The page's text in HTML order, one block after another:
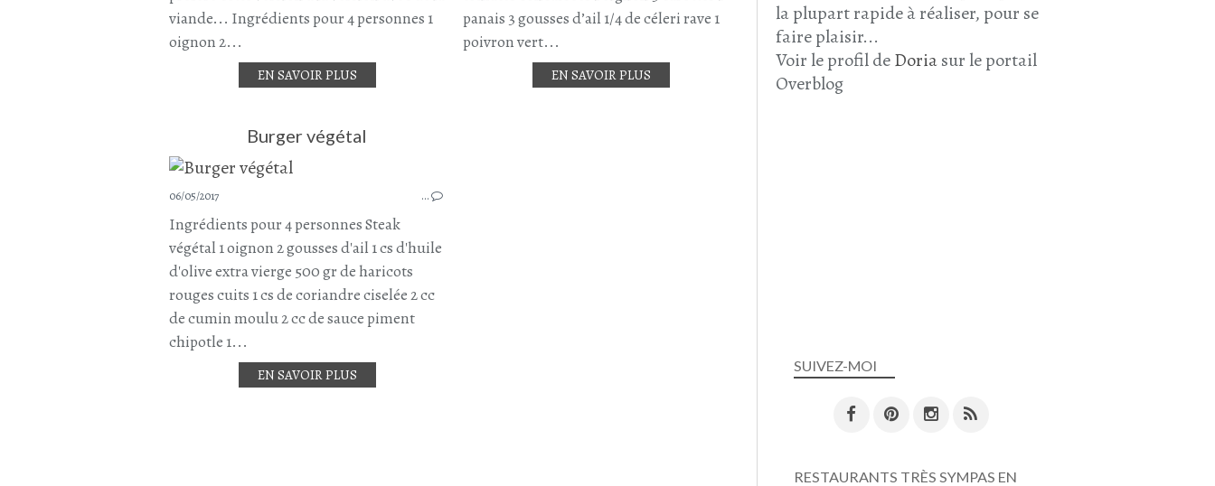
PROTÉINE DE SOJA
viande... Ingrédients pour 4 personnes 1
oignon 2...
EN SAVOIR PLUS
PLAT COMPLET
panais 3 gousses d’ail 1/4 de céleri rave 1
poivron vert...
EN SAVOIR PLUS
Burger végétal
06/05/2017 …
Ingrédients pour 4 personnes Steak
végétal 1 oignon 2 gousses d'ail 1 cs d'huile
d'olive extra vierge 500 gr de haricots
rouges cuits 1 cs de coriandre ciselée 2 cc
de cumin moulu 2 cc de sauce piment
chipotle 1...
EN SAVOIR PLUS
SUIVEZ-MOI
la plupart rapide à réaliser, pour se
faire plaisir...
Voir le profil deDoriasur le portail
Overblog
RESTAURANTS TRÈS SYMPAS EN